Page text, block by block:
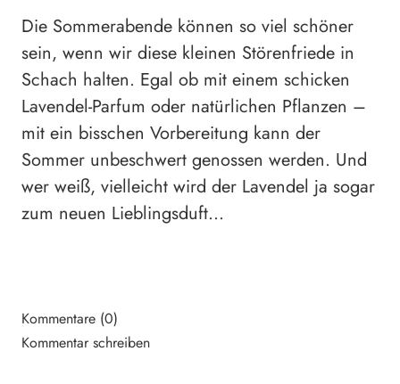
Die Sommerabende können so viel schöner
sein, wenn wir diese kleinen Störenfriede in
Schach halten. Egal ob mit einem schicken
Lavendel-Parfum oder natürlichen Pflanzen –
mit ein bisschen Vorbereitung kann der
Sommer unbeschwert genossen werden. Und
wer weiß, vielleicht wird der Lavendel ja sogar
zum neuen Lieblingsduft…
Kommentare (0)
Kommentar schreiben